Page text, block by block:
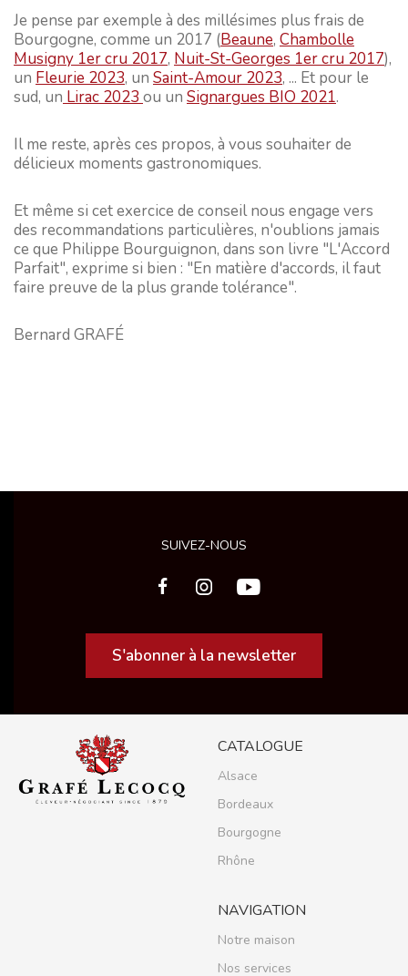
Je pense par exemple à des millésimes plus frais de
Bourgogne, comme un 2017 (Beaune, Chambolle
Musigny 1er cru 2017, Nuit-St-Georges 1er cru 2017),
un Fleurie 2023, un Saint-Amour 2023, ... Et pour le
sud, un Lirac 2023 ou un Signargues BIO 2021.
Il me reste, après ces propos, à vous souhaiter de
délicieux moments gastronomiques.
Et même si cet exercice de conseil nous engage vers
des recommandations particulières, n'oublions jamais
ce que Philippe Bourguignon, dans son livre "L'Accord
Parfait", exprime si bien : "En matière d'accords, il faut
faire preuve de la plus grande tolérance".
Bernard GRAFÉ
SUIVEZ-NOUS
S'abonner à la newsletter
CATALOGUE
Alsace
Bordeaux
Bourgogne
Rhône
NAVIGATION
Notre maison
Nos services